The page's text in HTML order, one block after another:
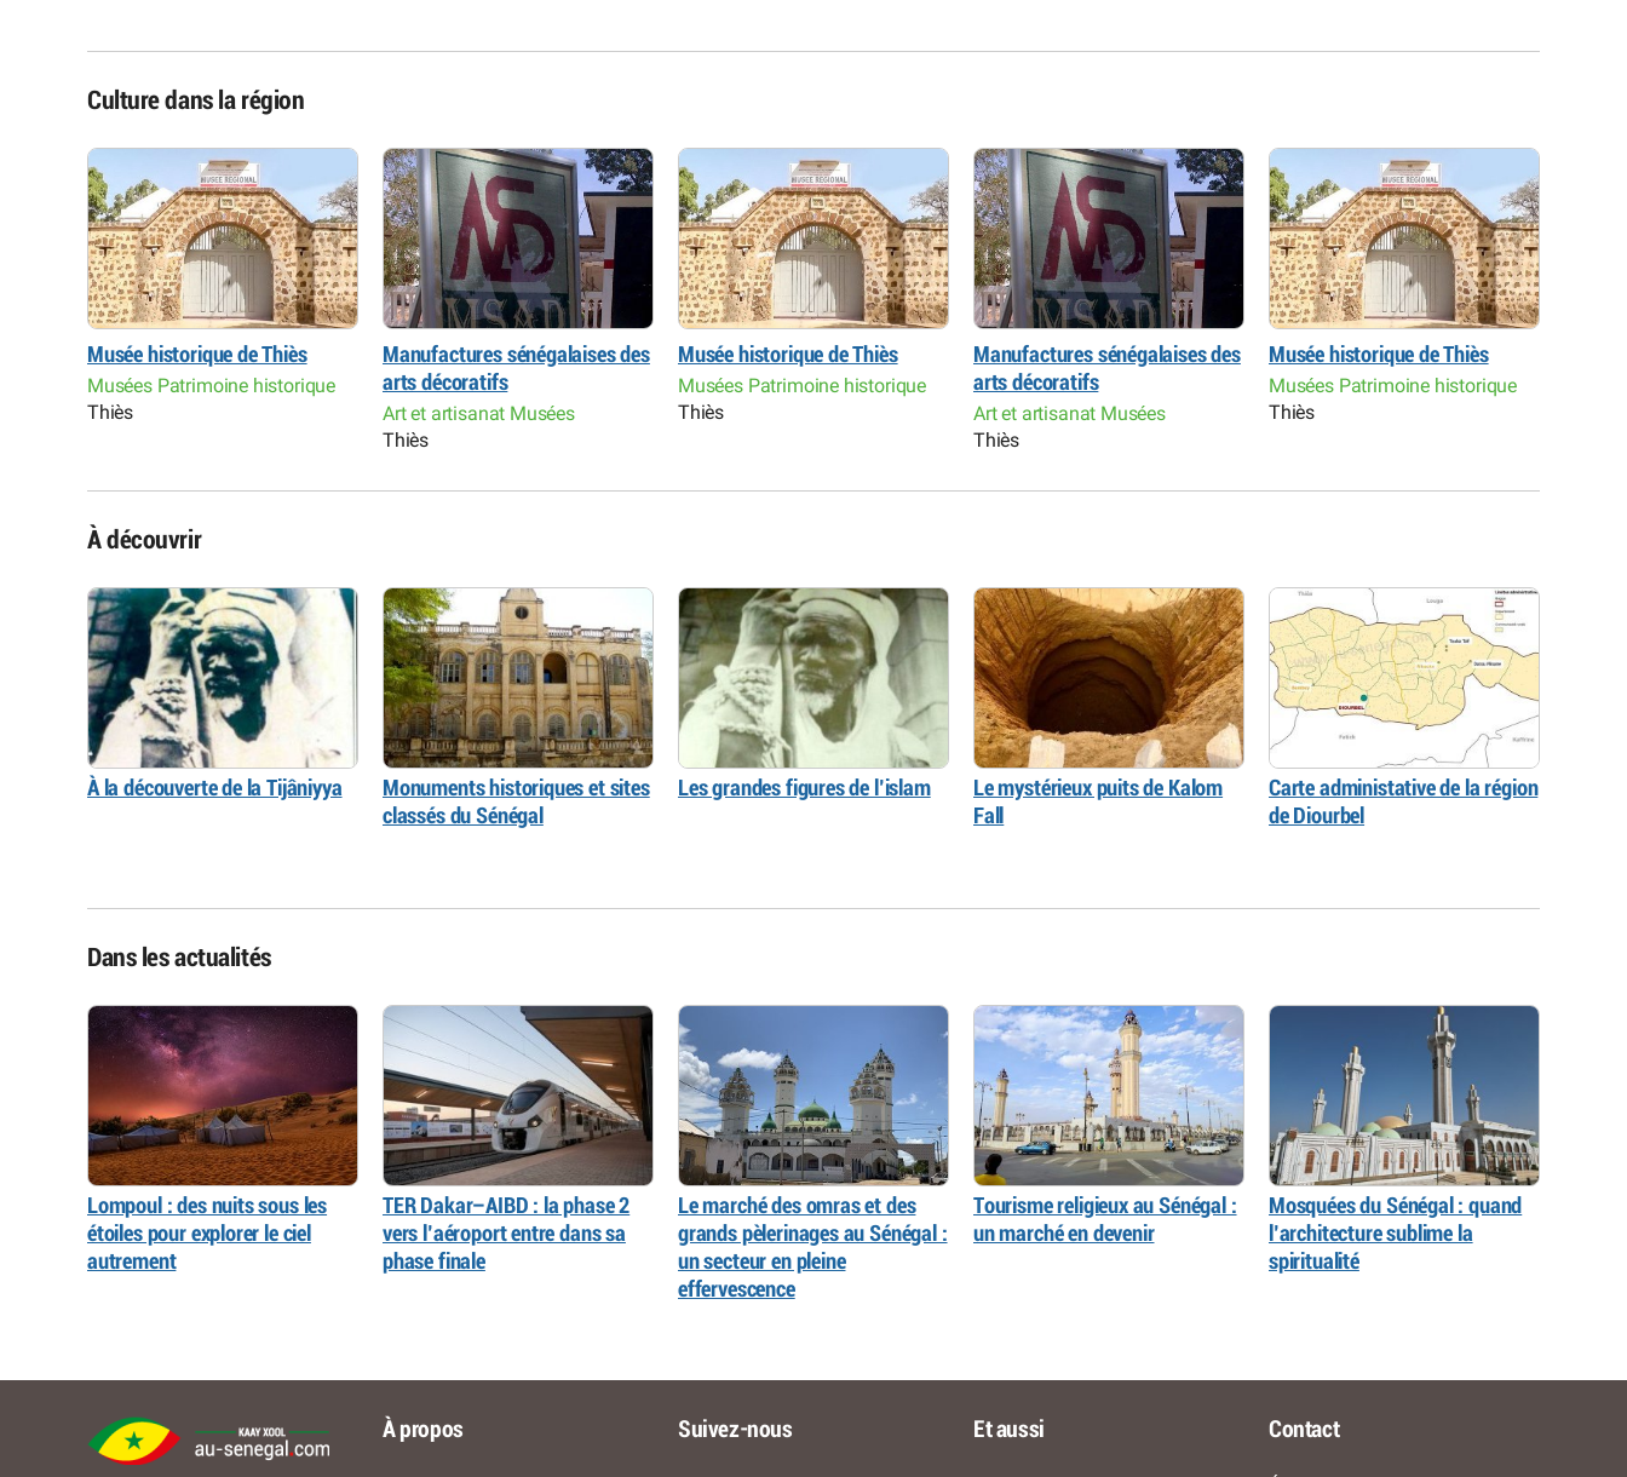
Culture dans la région
Musée historique de Thiès
Musées Patrimoine historique
Thiès
Manufactures sénégalaises des
arts décoratifs
Art et artisanat Musées
Thiès
Musée historique de Thiès
Musées Patrimoine historique
Thiès
Manufactures sénégalaises des
arts décoratifs
Art et artisanat Musées
Thiès
Musée historique de Thiès
Musées Patrimoine historique
Thiès
À découvrir
À la découverte de la Tijâniyya
Monuments historiques et sites
classés du Sénégal
Les grandes figures de l’islam
Le mystérieux puits de Kalom
Fall
Carte administative de la région
de Diourbel
Dans les actualités
Lompoul : des nuits sous les
étoiles pour explorer le ciel
autrement
TER Dakar–AIBD : la phase 2
vers l’aéroport entre dans sa
phase finale
Le marché des omras et des
grands pèlerinages au Sénégal :
un secteur en pleine
effervescence
Tourisme religieux au Sénégal :
un marché en devenir
Mosquées du Sénégal : quand
l’architecture sublime la
spiritualité
À propos Suivez-nous Et aussi Contact